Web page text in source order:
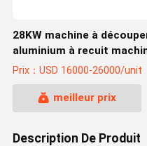
28KW machine à
aluminium à recuit
cigarette
Prix：USD 16000-26000/unit
meilleur prix
Description De Produit